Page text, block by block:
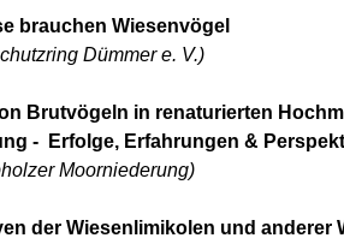
brauchen Wiesenvögel
Dümmer e. V.)
Brutvögeln in renaturierten
- Erfolge, Erfahrungen &
Moorniederung)
der Wiesenlimikolen und anderer